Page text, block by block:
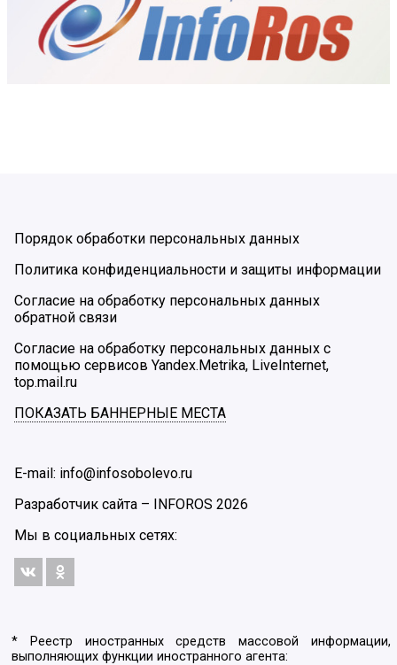
Порядок обработки персональных данных
Политика конфиденциальности и защиты информации
Согласие на обработку персональных данных
обратной связи
Согласие на обработку персональных данных с
помощью сервисов Yandex.Metrika, LiveInternet,
top.mail.ru
ПОКАЗАТЬ БАННЕРНЫЕ МЕСТА
E-mail: info@infosobolevo.ru
Разработчик сайта – INFOROS 2026
Мы в социальных сетях:
* Реестр иностранных средств массовой информации,
выполняющих функции иностранного агента: